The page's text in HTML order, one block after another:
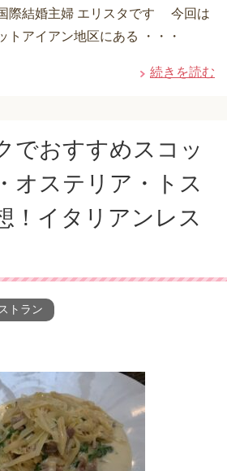
際結婚主婦 エリスタです 今回は
トアイアン地区にある ・・・
続きを読む
でおすすめスコッ
オステリア・トス
！イタリアンレス
トラン